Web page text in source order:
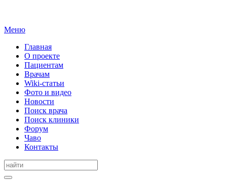
Меню
Главная
О проекте
Пациентам
Врачам
Wiki-статьи
Фото и видео
Новости
Поиск врача
Поиск клиники
Форум
Чаво
Контакты